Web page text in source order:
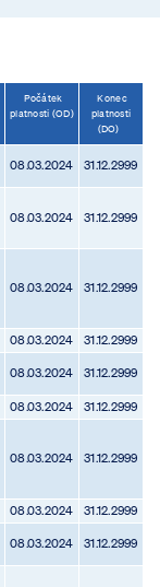
Počátek
platnosti (OD)
Konec
platnosti
(DO)
08.03.2024 31.12.2999
08.03.2024 31.12.2999
08.03.2024 31.12.2999
08.03.2024 31.12.2999
08.03.2024 31.12.2999
08.03.2024 31.12.2999
08.03.2024 31.12.2999
08.03.2024 31.12.2999
08.03.2024 31.12.2999